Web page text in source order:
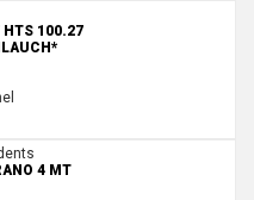
HTS 100.27
4 MT